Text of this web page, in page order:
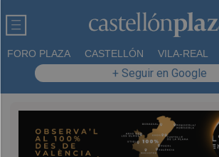
FORO PLAZA CASTELLÓN VILA-REAL
+ Seguir en Google